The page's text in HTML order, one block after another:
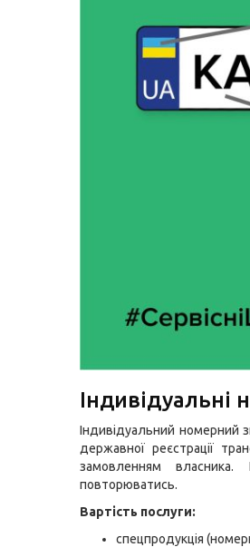
Індивідуальні
Індивідуальний номерний
державної реєстрації
замовленням
повторюватись.
Вартість послуги:
спецпродукція